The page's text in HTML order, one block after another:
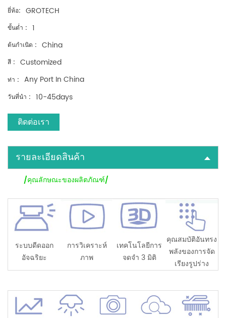
ยี่ห้อ: GROTECH
ขั้นต่ำ : 1
ต้นกำเนิด : China
สี : Customized
ท่า : Any Port In China
วันที่นำ : 10-45days
ติดต่อเรา
รายละเอียดสินค้า
/คุณลักษณะของผลิตภัณฑ์/
ระบบดีดออก
อัจฉริยะ
การวิเคราะห์
ภาพ
เทคโนโลยีการ
จดจำ 3 มิติ
คุณสมบัติอันทรง
พลังของการจัด
เรียงรูปร่าง